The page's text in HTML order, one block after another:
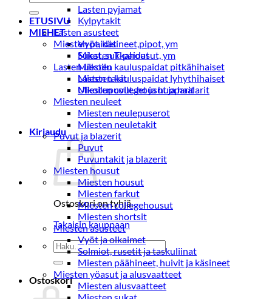
Lasten pyjamat
Kylpytakit
Lasten asusteet
Vyöt, käsineet,pipot, ym
Sukat, sukkahousut, ym
Lasten ulkoilu
Lasten takit
Ulkoilupuvut, housut ja haalarit
Kirjaudu
Ostoskori on tyhjä.
Takaisin kauppaan
Etsi:
Ostoskori
ETUSIVU
MIEHET
Miesten paidat
Miesten T-paidat
Miesten kauluspaidat pitkähihaiset
Miesten kauluspaidat lyhythihaiset
Miesten colleget ja hupparit
Miesten neuleet
Miesten neulepuserot
Miesten neuletakit
Puvut ja blazerit
Puvut
Puvuntakit ja blazerit
Miesten housut
Miesten housut
Miesten farkut
Miesten collegehousut
Miesten shortsit
Miesten asusteet
Vyöt ja olkaimet
Solmiot, rusetit ja taskuliinat
Miesten päähineet, huivit ja käsineet
Miesten yöasut ja alusvaatteet
Miesten alusvaatteet